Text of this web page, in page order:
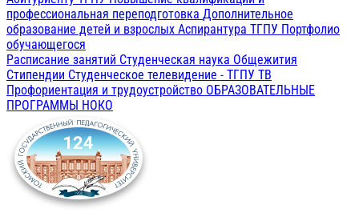
профессиональная переподготовка Дополнительное
образование детей и взрослых Аспирантура ТГПУ Портфолио
обучающегося
Расписание занятий Студенческая наука Общежития
Стипендии Студенческое телевидение - ТГПУ ТВ
Профориентация и трудоустройство ОБРАЗОВАТЕЛЬНЫЕ
ПРОГРАММЫ НОКО